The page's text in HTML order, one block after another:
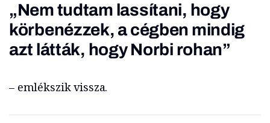
„Nem tudtam lassítani, hogy
körbenézzek, a cégben mindig
azt látták, hogy Norbi rohan”
– emlékszik vissza.